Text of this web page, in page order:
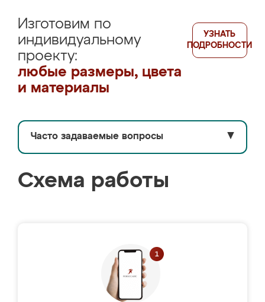
Изготовим по
индивидуальному
проекту:
любые размеры, цвета
и материалы
УЗНАТЬ
ПОДРОБНОСТИ
Часто задаваемые вопросы ▼
Схема работы